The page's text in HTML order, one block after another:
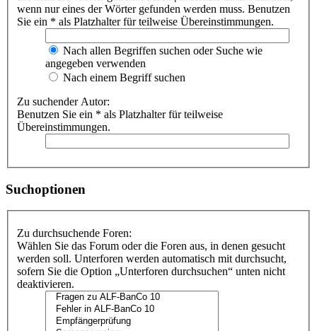
wenn nur eines der Wörter gefunden werden muss. Benutzen
Sie ein * als Platzhalter für teilweise Übereinstimmungen.
Nach allen Begriffen suchen oder Suche wie
angegeben verwenden
Nach einem Begriff suchen
Zu suchender Autor:
Benutzen Sie ein * als Platzhalter für teilweise
Übereinstimmungen.
Suchoptionen
Zu durchsuchende Foren:
Wählen Sie das Forum oder die Foren aus, in denen gesucht
werden soll. Unterforen werden automatisch mit durchsucht,
sofern Sie die Option „Unterforen durchsuchen“ unten nicht
deaktivieren.